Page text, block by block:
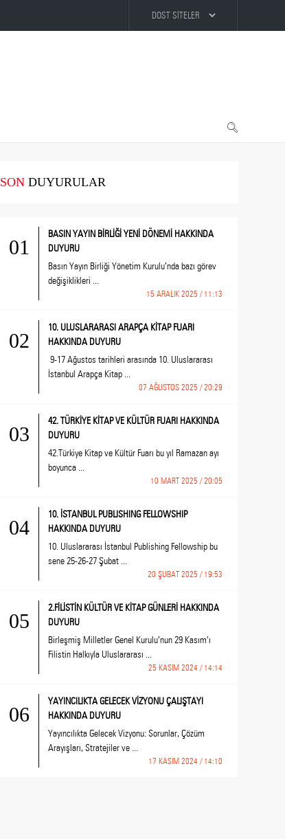
SONDUYURULAR
01
BASIN YAYIN BİRLİĞİ YENİ DÖNEMİ HAKKINDA
DUYURU
Basın Yayın Birliği Yönetim Kurulu’nda bazı görev
değişiklikleri ...
15 ARALIK 2025 / 11:13
02
10. ULUSLARARASI ARAPÇA KİTAP FUARI
HAKKINDA DUYURU
9-17 Ağustos tarihleri arasında 10. Uluslararası
İstanbul Arapça Kitap ...
07 AĞUSTOS 2025 / 20:29
03
42. TÜRKİYE KİTAP VE KÜLTÜR FUARI HAKKINDA
DUYURU
42.Türkiye Kitap ve Kültür Fuarı bu yıl Ramazan ayı
boyunca ...
10 MART 2025 / 20:05
04
10. İSTANBUL PUBLISHING FELLOWSHIP
HAKKINDA DUYURU
10. Uluslararası İstanbul Publishing Fellowship bu
sene 25-26-27 Şubat ...
20 ŞUBAT 2025 / 19:53
05
2.FİLİSTİN KÜLTÜR VE KİTAP GÜNLERİ HAKKINDA
DUYURU
Birleşmiş Milletler Genel Kurulu’nun 29 Kasım’ı
Filistin Halkıyla Uluslararası ...
25 KASIM 2024 / 14:14
06
YAYINCILIKTA GELECEK VİZYONU ÇALIŞTAYI
HAKKINDA DUYURU
Yayıncılıkta Gelecek Vizyonu: Sorunlar, Çözüm
Arayışları, Stratejiler ve ...
17 KASIM 2024 / 14:10